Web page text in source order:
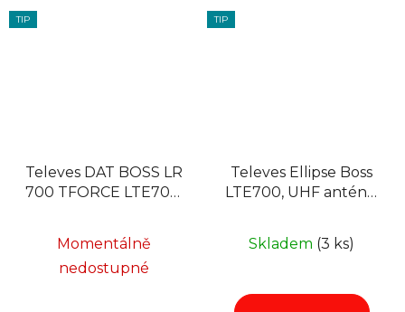
TIP
Televes DAT BOSS LR
700 TFORCE LTE700,
Momentálně
nedostupné
TIP
Televes Ellipse Boss
LTE700, UHF anténa,
Skladem (3 ks)